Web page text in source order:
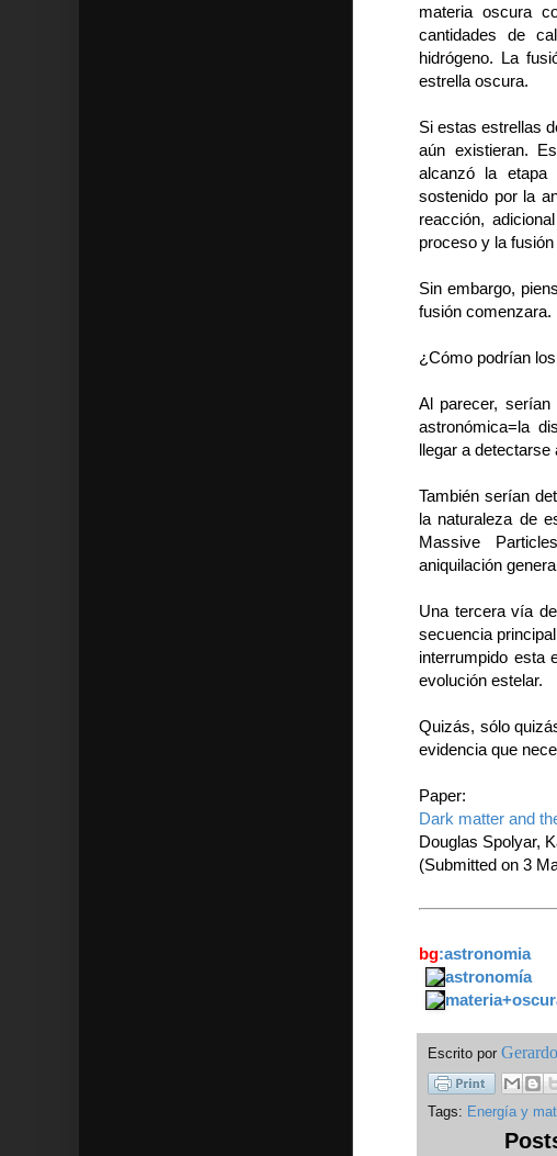
materia oscura
cantidades de
hidrógeno. La
estrella oscura.
Si estas estrellas
aún existieran.
alcanzó la etapa
sostenido por la
reacción,
proceso y la
Sin embargo,
fusión comenzara.
¿Cómo podrían
Al parecer,
astronómica=la
llegar a detectarse
También serían
la naturaleza de
Massive
aniquilación
Una tercera vía
secuencia
interrumpido esta
evolución estelar.
Quizás, sólo
evidencia que
Paper:
Dark matter and
Douglas Spolyar,
(Submitted on 3
bg:astronomia
astronomía
Escrito por
Tags: Energía y